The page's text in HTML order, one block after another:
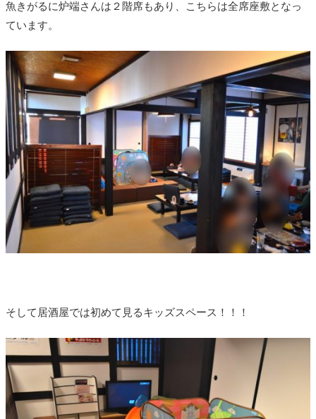
魚きがるに炉端さんは２階席もあり、こちらは全席座敷となっ
ています。
そして居酒屋では初めて見るキッズスペース！！！